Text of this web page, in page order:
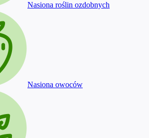
Nasiona roślin ozdobnych
Nasiona owoców